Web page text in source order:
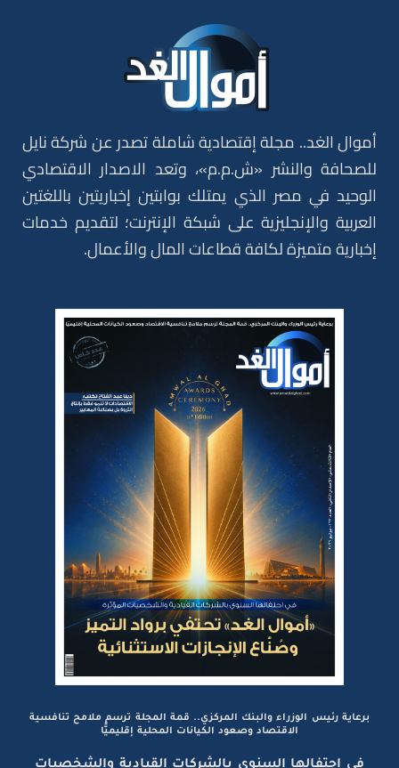
أموال الغد.. مجلة إقتصادية شاملة تصدر عن شركة نايل
للصحافة والنشر «ش.م.م»، وتعد الاصدار الاقتصادي
الوحيد في مصر الذي يمتلك بوابتين إخباريتين باللغتين
العربية والإنجليزية على شبكة الإنترنت؛ لتقديم خدمات
إخبارية متميزة لكافة قطاعات المال والأعمال.
برعاية رئيس الوزراء والبنك المركزي.. قمة المجلة ترسم ملامح تنافسية
الاقتصاد وصعود الكيانات المحلية إقليميًّا